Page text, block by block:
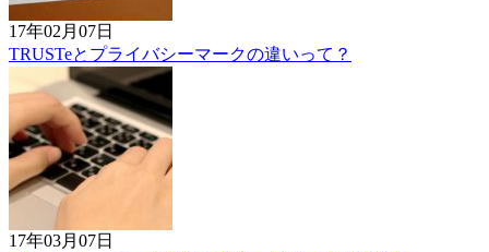
17年02月07日
TRUSTeとプライバシーマークの違いって？
17年03月07日